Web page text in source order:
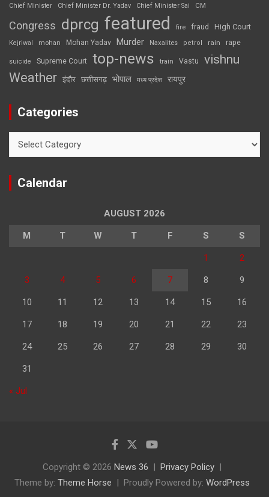
Chief Minister
Chief Minister Dr. Yadav Chief Minister Sai CM
Congress dprcg featured fire fraud High Court
Kejriwal mohan Mohan Yadav Murder Naxalites petrol rain rape
suicide Supreme Court top-news train Vastu vishnu
Weather इंदौर छत्तीसगढ़ भोपाल मध्य प्रदेश रायपुर
Categories
Calendar
AUGUST 2026
M T W T F S S
1 2
3 4 5 6 7 8 9
10 11 12 13 14 15 16
17 18 19 20 21 22 23
24 25 26 27 28 29 30
31
« Jul
Copyright © 2026 News 36
Privacy Policy
Theme by: Theme Horse Proudly Powered by: WordPress